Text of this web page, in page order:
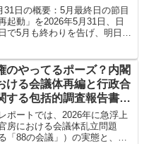
31日の概要：5月最終日の節目
起動」を2026年5月31日、日
で5月も終わりを告げ、明日か
間、新しい環境や目まぐるしい
のやってるポーズ？内閣
ける会議体再編と行政合
する包括的調査報告書：
革の深層と「高市政
期待値分析
ポートでは、2026年に急浮上
房における会議体乱立問題
「88の会議」）の実態と、そ